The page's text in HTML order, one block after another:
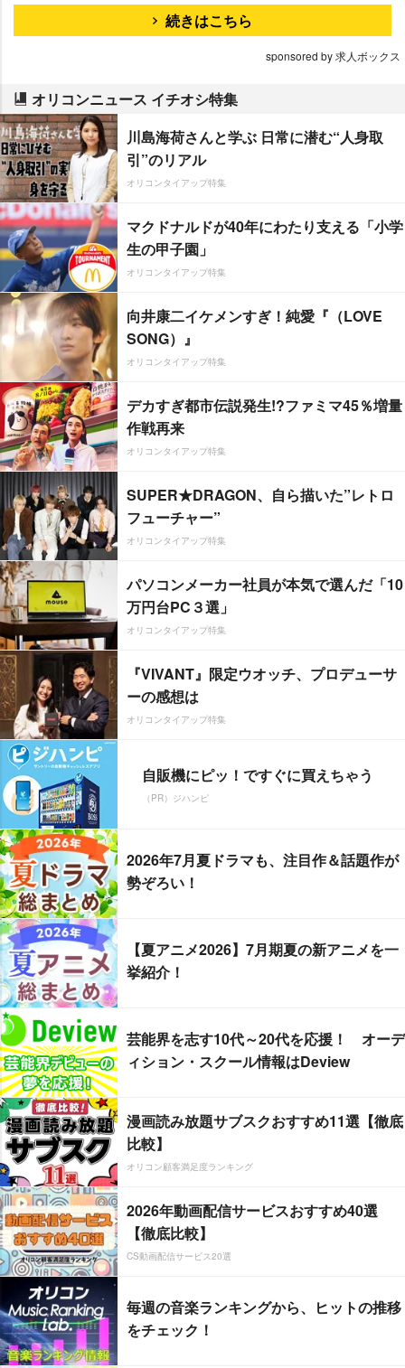
続きはこちら
sponsored by 求人ボックス
オリコンニュース イチオシ特集
川島海荷さんと学ぶ 日常に潜む“人身取
引”のリアル
オリコンタイアップ特集
マクドナルドが40年にわたり支える「小学
生の甲子園」
オリコンタイアップ特集
向井康二イケメンすぎ！純愛『（LOVE
SONG）』
オリコンタイアップ特集
デカすぎ都市伝説発生!?ファミマ45％増量
作戦再来
オリコンタイアップ特集
SUPER★DRAGON、自ら描いた”レトロ
フューチャー”
オリコンタイアップ特集
パソコンメーカー社員が本気で選んだ「10
万円台PC３選」
オリコンタイアップ特集
『VIVANT』限定ウオッチ、プロデューサ
ーの感想は
オリコンタイアップ特集
自販機にピッ！ですぐに買えちゃう
（PR）ジハンピ
2026年7月夏ドラマも、注目作＆話題作が
勢ぞろい！
【夏アニメ2026】7月期夏の新アニメを一
挙紹介！
芸能界を志す10代～20代を応援！ オーデ
ィション・スクール情報はDeview
漫画読み放題サブスクおすすめ11選【徹底
比較】
オリコン顧客満足度ランキング
2026年動画配信サービスおすすめ40選
【徹底比較】
CS動画配信サービス20選
毎週の音楽ランキングから、ヒットの推移
をチェック！